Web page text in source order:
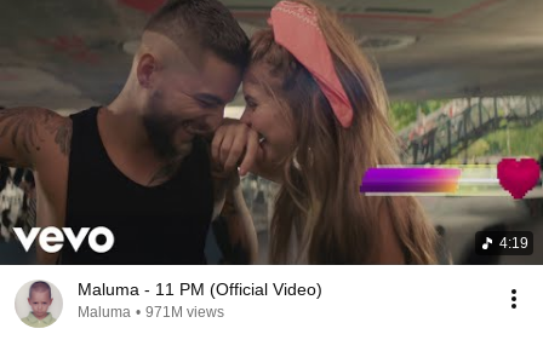
4:19
Maluma - 11 PM (Official Video)
Maluma • 971M views